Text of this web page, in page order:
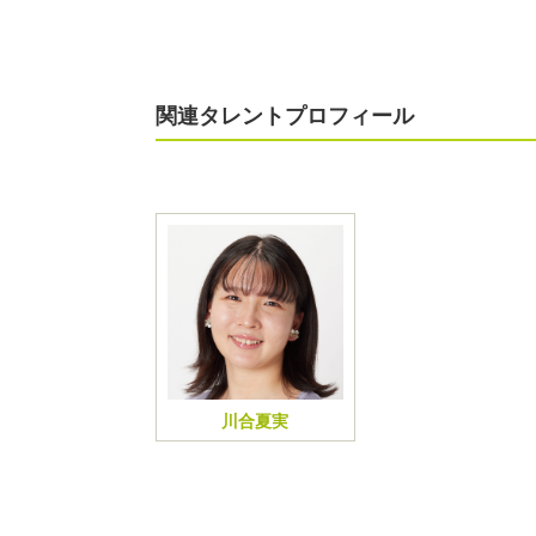
関連タレントプロフィール
川合夏実